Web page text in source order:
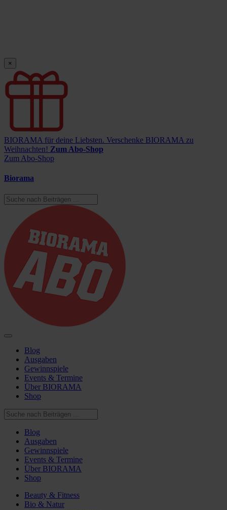
×
BIORAMA für deine Liebsten. Verschenke BIORAMA zu
Weihnachten! Zum Abo-Shop
Zum Abo-Shop
Biorama
Blog
Ausgaben
Gewinnspiele
Events & Termine
Über BIORAMA
Shop
Blog
Ausgaben
Gewinnspiele
Events & Termine
Über BIORAMA
Shop
Beauty & Fitness
Bio & Natur